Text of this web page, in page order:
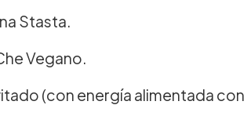
Stasta.
Vegano.
(con energía alimentada con